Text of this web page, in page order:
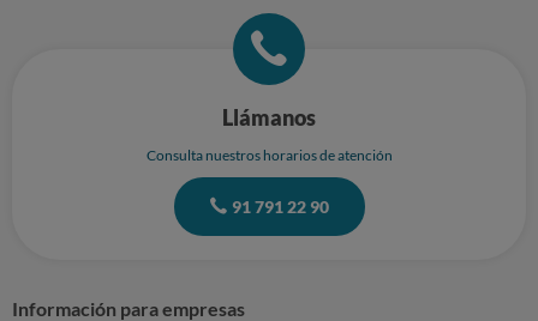
Llámanos
Consulta nuestros horarios de atención
91 791 22 90
Información para empresas